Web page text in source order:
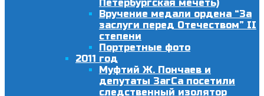
Петербургская мечеть)
Вручение медали ордена “За
заслуги перед Отечеством” II
степени
Портретные фото
2011 год
Муфтий Ж. Пончаев и
депутаты ЗагСа посетили
следственный изолятор